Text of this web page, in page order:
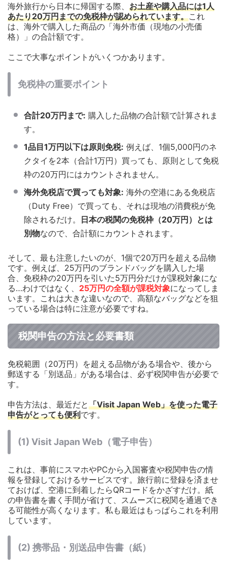
海外旅行から日本に帰国する際、 お土産や購入品には1人
あたり20万円までの免税枠が認められています。これ
は、海外で購入した商品の「海外市価（現地の小売価
格）」の合計額です。
ここで大事なポイントがいくつかあります。
免税枠の重要ポイント
合計20万円まで: 購入した品物の合計額で計算されま
す。
1品目1万円以下は原則免税: 例えば、1個5,000円のネ
クタイを2本（合計1万円）買っても、原則として免税
枠の20万円にはカウントされません。
海外免税店で買っても対象: 海外の空港にある免税店
（Duty Free）で買っても、それは現地の消費税が免
除されるだけ。 日本の税関の免税枠（20万円）とは
別物なので、合計額にカウントされます。
そして、最も注意したいのが、1個で20万円を超える品物
です。例えば、25万円のブランドバッグを購入した場
合、免税枠の20万円を引いた5万円分だけが課税対象にな
る…わけではなく、 25万円の全額が課税対象になってしま
います。これは大きな違いなので、高額なバッグなどを狙
っている場合は特に注意が必要ですね。
税関申告の方法と必要書類
免税範囲（20万円）を超える品物がある場合や、後から
郵送する「別送品」がある場合は、必ず税関申告が必要で
す。
申告方法は、最近だと「Visit Japan Web」を使った電子
申告がとっても便利です。
(1) Visit Japan Web（電子申告）
これは、事前にスマホやPCから入国審査や税関申告の情
報を登録しておけるサービスです。旅行前に登録を済ませ
ておけば、空港に到着したらQRコードをかざすだけ。紙
の申告書を書く手間が省けて、スムーズに税関を通過でき
る可能性が高くなります。私も最近はもっぱらこれを利用
しています。
(2) 携帯品・別送品申告書（紙）